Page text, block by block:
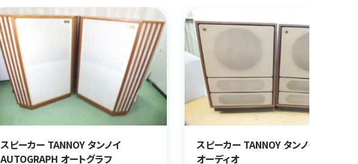
スピーカー TANNOY タンノイ
AUTOGRAPH オートグラフ
スピーカー TANNOY タンノイ Arden
オーディオ